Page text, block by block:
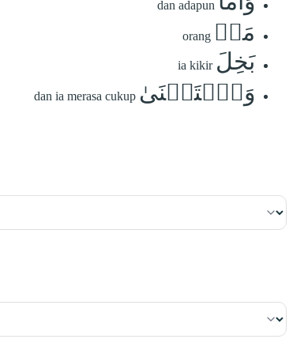
dan adapun
مَنۢ orang
بَخِلَ ia kikir
وَٱسۡتَغۡنَىٰ dan ia merasa cukup